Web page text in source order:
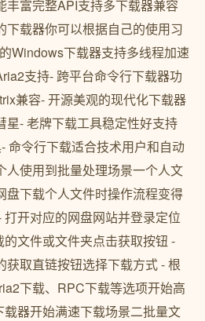
丰富完整API支持多下载器兼容
下载器你可以根据自己的使用习
Windows下载器支持多线程加速
支持- 跨平台命令行下载器功
兼容- 开源美观的现代化下载器
星- 老牌下载工具稳定性好支持
命令行下载适合技术用户和自动
人使用到批量处理场景一个人文
盘下载个人文件时操作流程变得
开对应的网盘网站并登录定位
文件或文件夹点击获取按钮 -
获取直链按钮选择下载方式 - 根
下载、RPC下载等选项开始高
器开始满速下载场景二批量文